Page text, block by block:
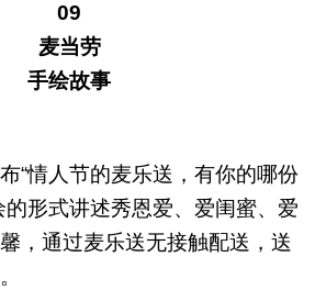
09
麦当劳
手绘故事
“情人节的麦乐送，有你的哪份
的形式讲述秀恩爱、爱闺蜜、爱
，通过麦乐送无接触配送，送